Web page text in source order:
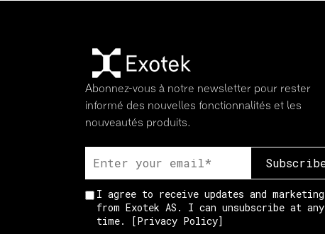
Abonnez-vous à notre newsletter pour rester
informé des nouvelles fonctionnalités et les
nouveautés produits.
I agree to receive updates and marketing
from Exotek AS. I can unsubscribe at any
time. [Privacy Policy]